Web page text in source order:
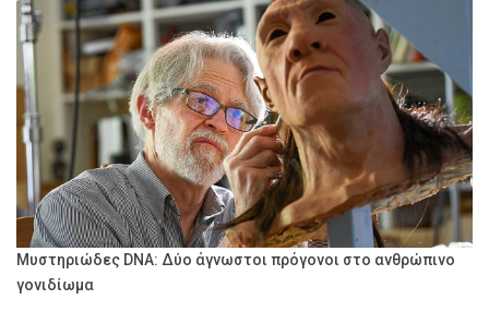
Μυστηριώδες DNA: Δύο άγνωστοι πρόγονοι στο ανθρώπινο
γονιδίωμα